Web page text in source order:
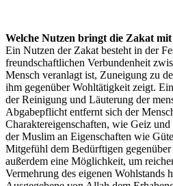
Welche Nutzen bringt die Zakat mit
Ein Nutzen der Zakat besteht in der
freundschaftlichen Verbundenheit
Mensch veranlagt ist, Zuneigung zu
ihm gegenüber Wohltätigkeit zeigt.
der Reinigung und Läuterung der
Abgabepflicht entfernt sich der
Charaktereigenschaften, wie Geiz
der Muslim an Eigenschaften wie
Mitgefühl dem Bedürftigen
außerdem eine Möglichkeit, um
Vermehrung des eigenen Wohlstands